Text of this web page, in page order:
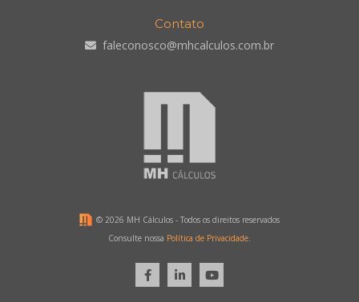
Contato
faleconosco@mhcalculos.com.br
© 2026 MH Cálculos - Todos os direitos reservados
Consulte nossa Política de Privacidade.